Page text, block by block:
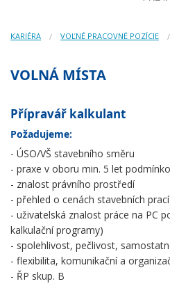
KARIÉRA VOĽNÉ PRACOVNÉ POZÍCIE
VOLNÁ MÍSTA
Přípravář kalkulant
Požadujeme:
- ÚSO/VŠ stavebního směru
- praxe v oboru min. 5 let
- znalost právního prostředí
- přehled o cenách stavebních prací
- uživatelská znalost práce na PC
kalkulační programy)
- spolehlivost, pečlivost,
- flexibilita, komunikační a
- ŘP skup. B